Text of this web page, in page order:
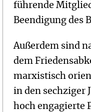
führende
Beendigung des
Außerdem sind
dem
marxistisch
in den sechziger
hoch engagierte